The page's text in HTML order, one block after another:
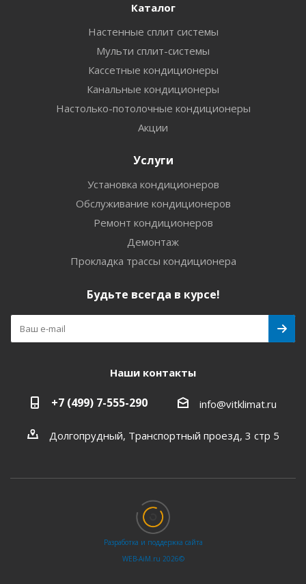
Каталог
Настенные сплит системы
Мульти сплит-системы
Кассетные кондиционеры
Канальные кондиционеры
Настолько-потолочные кондиционеры
Акции
Услуги
Установка кондиционеров
Обслуживание кондиционеров
Ремонт кондиционеров
Демонтаж
Прокладка трассы кондиционера
Будьте всегда в курсе!
Наши контакты
+7 (499) 7-555-290 info@vitklimat.ru
Долгопрудный, Транспортный проезд, 3 стр 5
Разработка и поддержка сайта
WEB‑AiM.ru 2026©